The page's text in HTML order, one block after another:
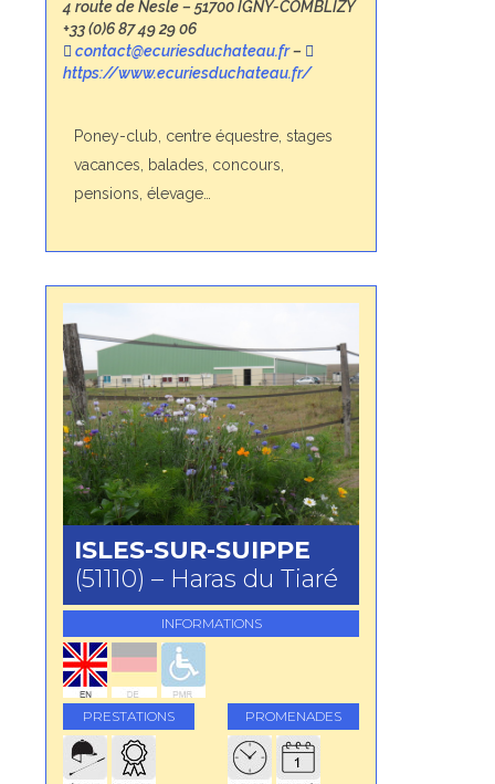
4 route de Nesle – 51700 IGNY-COMBLIZY
+33 (0)6 87 49 29 06
contact@ecuriesduchateau.fr–
https://www.ecuriesduchateau.fr/
Poney-club, centre équestre, stages
vacances, balades, concours,
pensions, élevage…
ISLES-SUR-SUIPPE
(51110) – Haras du Tiaré
INFORMATIONS
PRESTATIONS PROMENADES